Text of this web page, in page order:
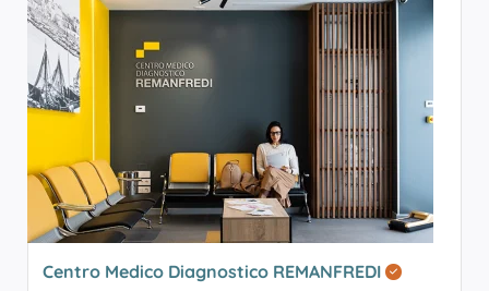
Centro Medico Diagnostico REMANFREDI